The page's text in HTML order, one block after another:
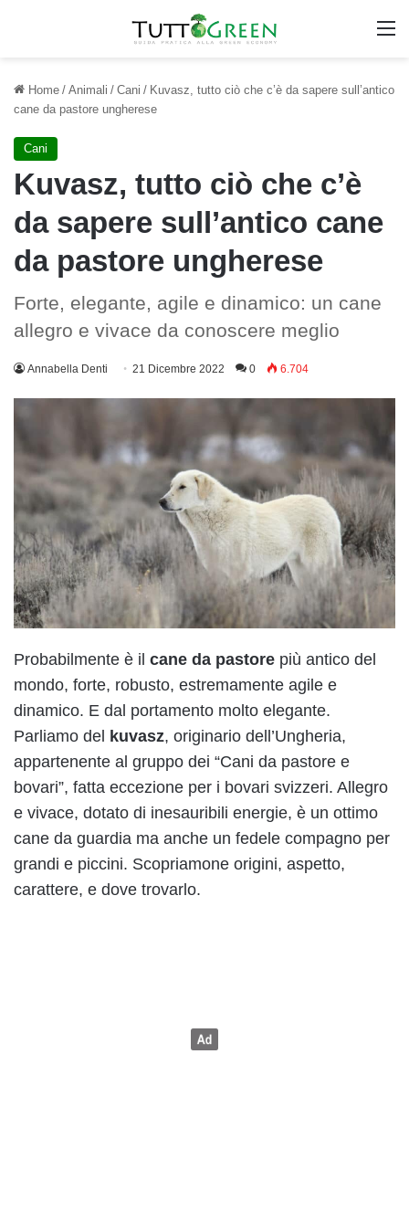
Home / Animali / Cani / Kuvasz, tutto ciò che c’è da sapere sull’antico
cane da pastore ungherese
Cani
Kuvasz, tutto ciò che c’è
da sapere sull’antico cane
da pastore ungherese
Forte, elegante, agile e dinamico: un cane
allegro e vivace da conoscere meglio
Annabella Denti 21 Dicembre 2022 0 6.704
Probabilmente è il cane da pastore più antico del
mondo, forte, robusto, estremamente agile e
dinamico. E dal portamento molto elegante.
Parliamo del kuvasz, originario dell’Ungheria,
appartenente al gruppo dei “Cani da pastore e
bovari”, fatta eccezione per i bovari svizzeri. Allegro
e vivace, dotato di inesauribili energie, è un ottimo
cane da guardia ma anche un fedele compagno per
grandi e piccini. Scopriamone origini, aspetto,
carattere, e dove trovarlo.